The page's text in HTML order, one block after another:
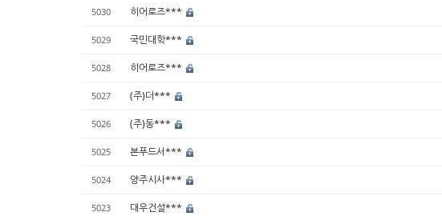
5030 히어로즈***
5029 국민대학***
5028 히어로즈***
5027 (주)더***
5026 (주)동***
5025 본푸드서***
5024 양주시사***
5023 대우건설***